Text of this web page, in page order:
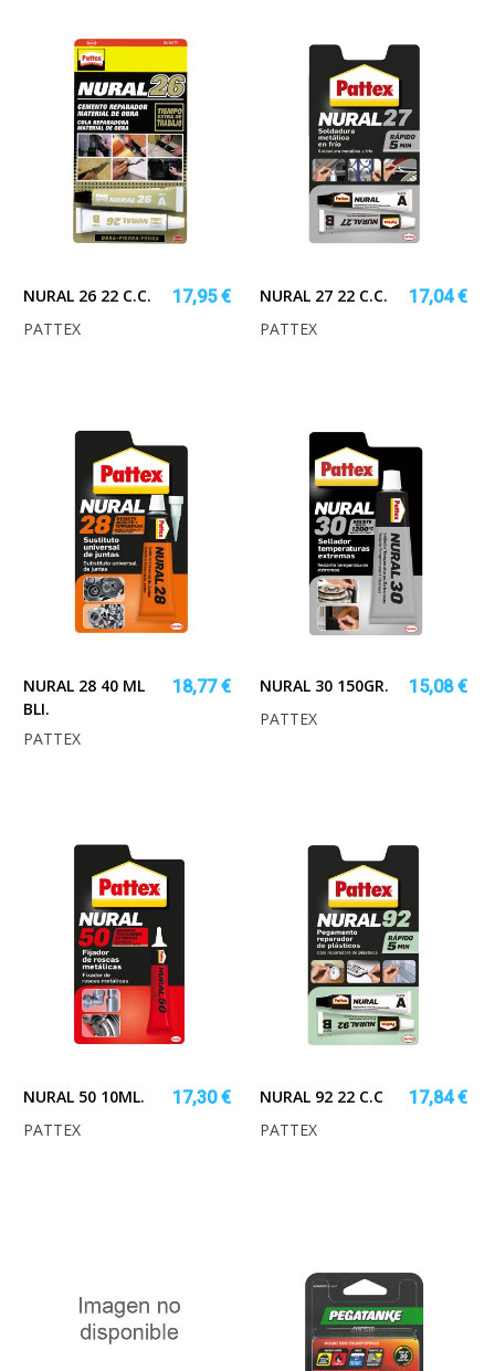
NURAL 26 22 C.C.
17,95 €
PATTEX
NURAL 27 22 C.C.
17,04 €
PATTEX
NURAL 28 40 ML
BLI.
18,77 €
PATTEX
NURAL 30 150GR.
15,08 €
PATTEX
NURAL 50 10ML.
17,30 €
PATTEX
NURAL 92 22 C.C
17,84 €
PATTEX